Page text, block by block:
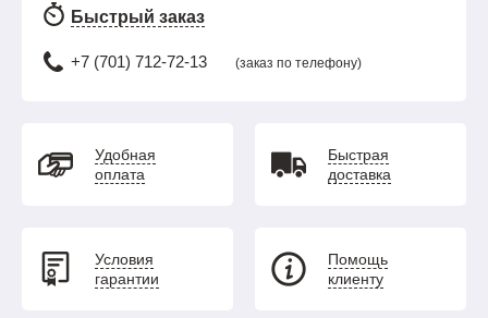
Быстрый заказ
+7 (701) 712-72-13 (заказ по телефону)
Удобная
оплата
Быстрая
доставка
Условия
гарантии
Помощь
клиенту